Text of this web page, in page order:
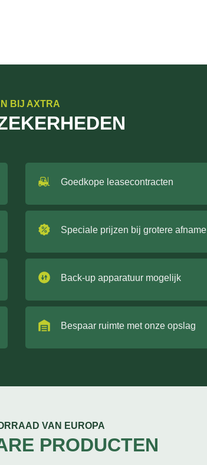
BIJ AXTRA
Goedkope leasecontracten
Speciale prijzen bij grotere afname
Back-up apparatuur mogelijk
Bespaar ruimte met onze opslag
VAN EUROPA
PRODUCTEN